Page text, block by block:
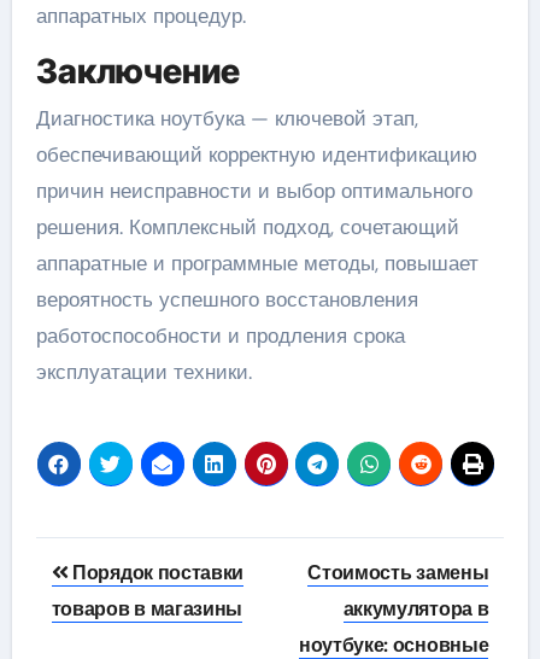
аппаратных процедур.
Заключение
Диагностика ноутбука — ключевой этап,
обеспечивающий корректную идентификацию
причин неисправности и выбор оптимального
решения. Комплексный подход, сочетающий
аппаратные и программные методы, повышает
вероятность успешного восстановления
работоспособности и продления срока
эксплуатации техники.
Навигация
по
Порядок поставки
товаров в магазины
Стоимость замены
аккумулятора в
ноутбуке: основные